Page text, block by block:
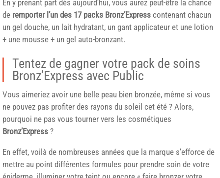
En y prenant part dès aujourd’hui, vous aurez peut-être la chance
de remporter l’un des 17 packs Bronz’Express contenant chacun
un gel douche, un lait hydratant, un gant applicateur et une lotion
+ une mousse + un gel auto-bronzant.
Tentez de gagner votre pack de soins
Bronz’Express avec Public
Vous aimeriez avoir une belle peau bien bronzée, même si vous
ne pouvez pas profiter des rayons du soleil cet été ? Alors,
pourquoi ne pas vous tourner vers les cosmétiques
Bronz’Express ?
En effet, voilà de nombreuses années que la marque s’efforce de
mettre au point différentes formules pour prendre soin de votre